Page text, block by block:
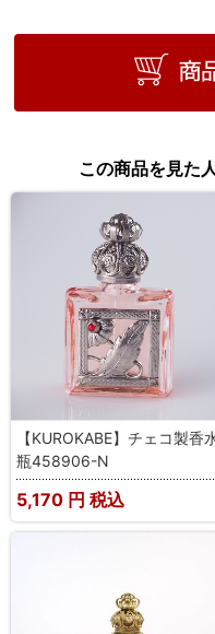
この商品を見た
【KUROKABE】チェコ製香
瓶458906-N
5,170 円 税込